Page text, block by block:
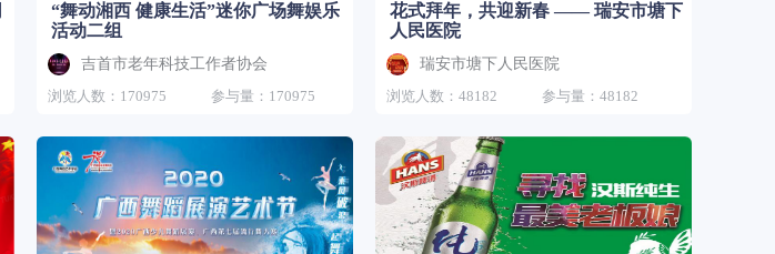
“舞动湘西 健康生活”迷你广场舞娱乐
活动二组
吉首市老年科技工作者协会
浏览人数：170975
参与量：170975
花式拜年，共迎新春 —— 瑞安市塘下
人民医院
瑞安市塘下人民医院
浏览人数：48182
参与量：48182